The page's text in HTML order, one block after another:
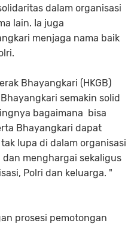
dalam organisasi
lain. Ia juga
menjaga nama baik
Bhayangkari (HKGB)
semakin solid
bagaimana bisa
Bhayangkari dapat
lupa di dalam organisasi
menghargai sekaligus
Polri dan keluarga. "
prosesi pemotongan